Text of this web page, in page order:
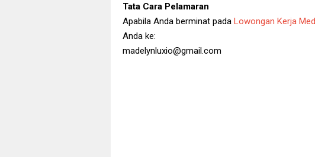
Tata Cara Pelamaran
Apabila Anda berminat padaLowongan Kerja
Anda ke:
madelynluxio@gmail.com